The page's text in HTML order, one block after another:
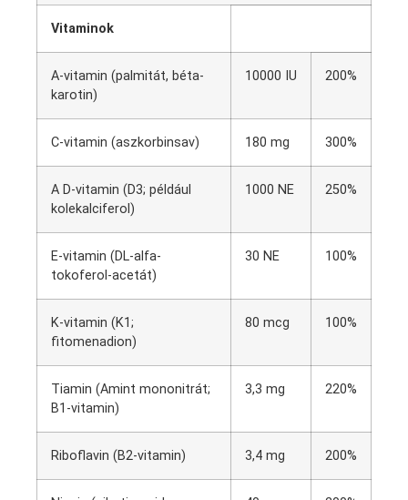
Vitaminok
A-vitamin (palmitát, béta-
karotin)
10000 IU 200%
C-vitamin (aszkorbinsav) 180 mg 300%
A D-vitamin (D3; például
kolekalciferol)
1000 NE 250%
E-vitamin (DL-alfa-
tokoferol-acetát)
30 NE 100%
K-vitamin (K1;
fitomenadion)
80 mcg 100%
Tiamin (Amint mononitrát;
B1-vitamin)
3,3 mg 220%
Riboflavin (B2-vitamin) 3,4 mg 200%